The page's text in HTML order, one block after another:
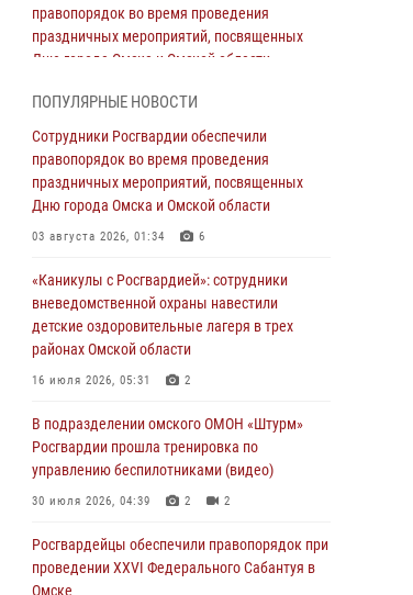
правопорядок во время проведения
праздничных мероприятий, посвященных
Дню города Омска и Омской области
Всероссийская акция «Каникулы с
Росгвардией» продолжается в Омской
области
31 июля 2026, 09:22 1
Росгвардии прошла тренировка по
управлению беспилотниками (видео)
30 июля 2026, 04:39 2 2
Росгвардия обеспечила безопасность
Победы» в Омске
29 июля 2026, 01:49 2
Росгвардейцы приняли участие в крестном
28 июля 2026, 01:44 6
ПОПУЛЯРНЫЕ НОВОСТИ
Сотрудники Росгвардии обеспечили
правопорядок во время проведения
праздничных мероприятий, посвященных
Дню города Омска и Омской области
03 августа 2026, 01:34 6
«Каникулы с Росгвардией»: сотрудники
вневедомственной охраны навестили
детские оздоровительные лагеря в трех
районах Омской области
16 июля 2026, 05:31 2
В подразделении омского ОМОН «Штурм»
Росгвардии прошла тренировка по
управлению беспилотниками (видео)
30 июля 2026, 04:39 2 2
Росгвардейцы обеcпечили правопорядок при
проведении XXVI Федерального Сабантуя в
Омске